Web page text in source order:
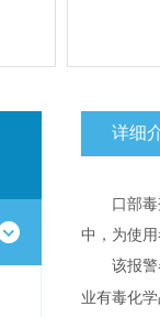
详细
口部
中，为使
该报
业有毒化